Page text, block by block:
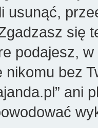
usunąć,
się
podajesz,
nikomu bez
ani